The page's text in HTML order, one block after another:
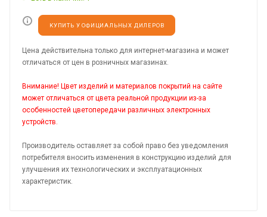
КУПИТЬ У ОФИЦИАЛЬНЫХ ДИЛЕРОВ
Цена действительна только для интернет-магазина и может
отличаться от цен в розничных магазинах.
Внимание! Цвет изделий и материалов покрытий на сайте
может отличаться от цвета реальной продукции из-за
особенностей цветопередачи различных электронных
устройств.
Производитель оставляет за собой право без уведомления
потребителя вносить изменения в конструкцию изделий для
улучшения их технологических и эксплуатационных
характеристик.